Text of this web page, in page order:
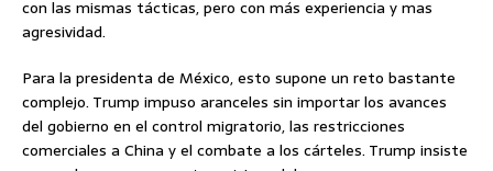
con las mismas tácticas, pero con más experiencia y mas
agresividad.
Para la presidenta de México, esto supone un reto bastante
complejo. Trump impuso aranceles sin importar los avances
del gobierno en el control migratorio, las restricciones
comerciales a China y el combate a los cárteles. Trump insiste